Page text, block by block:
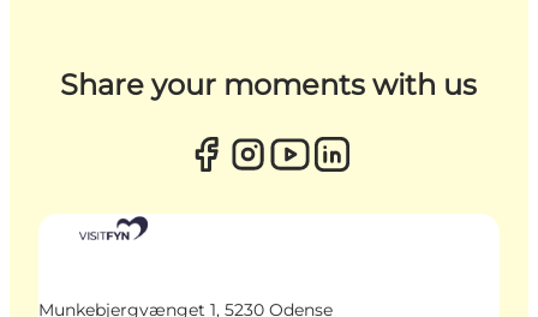
Share your moments with us
Munkebjergvænget 1, 5230 Odense